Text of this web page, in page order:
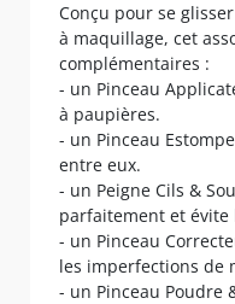
Conçu pour se
à maquillage, cet
complémentaires :
- un Pinceau
à paupières.
- un Pinceau
entre eux.
- un Peigne Cils &
parfaitement et évite
- un Pinceau
les imperfections de
- un Pinceau Poudre